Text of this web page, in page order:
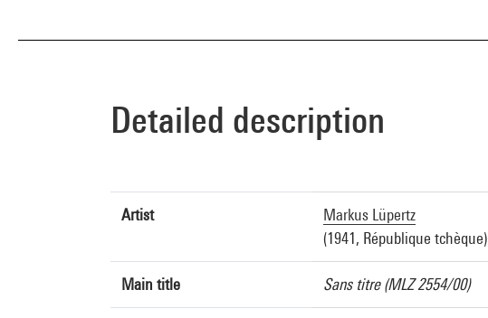
Detailed description
Artist
Markus Lüpertz
(1941, République tchèque)
Main title Sans titre (MLZ 2554/00)